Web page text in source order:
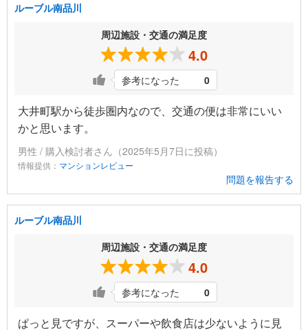
ルーブル南品川
周辺施設・交通の満足度
4.0
参考になった 0
大井町駅から徒歩圏内なので、交通の便は非常にいい
かと思います。
男性 / 購入検討者さん（2025年5月7日に投稿）
情報提供： マンションレビュー
問題を報告する
ルーブル南品川
周辺施設・交通の満足度
4.0
参考になった 0
ぱっと見ですが、スーパーや飲食店は少ないように見